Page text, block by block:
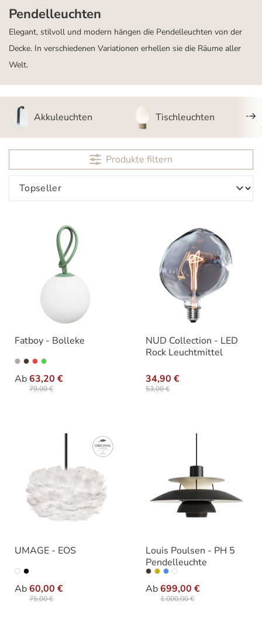
Pendelleuchten
Elegant, stilvoll und modern hängen die Pendelleuchten von der
Decke. In verschiedenen Variationen erhellen sie die Räume aller
Welt.
Akkuleuchten Tischleuchten
Produkte filtern
Fatboy - Bolleke
Ab63,20 €
79,00 €
Ausführung
NUD Collection - LED
Rock Leuchtmittel
34,90 €
53,00 €
UMAGE - EOS
Ab60,00 €
75,00 €
Ausführung
Louis Poulsen - PH 5
Pendelleuchte
Ab699,00 €
1.000,00 €
Varianten